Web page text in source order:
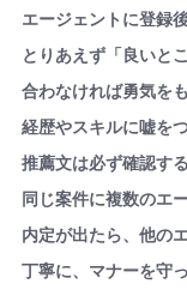
エージェントに登録
とりあえず「良いと
合わなければ勇気を
経歴やスキルに嘘を
推薦文は必ず確認する
同じ案件に複数のエ
内定が出たら、他の
丁寧に、マナーを守